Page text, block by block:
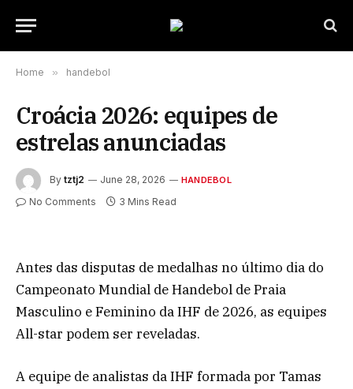
Home » handebol
Croácia 2026: equipes de
estrelas anunciadas
By tztj2 June 28, 2026 HANDEBOL
No Comments 3 Mins Read
Antes das disputas de medalhas no último dia do
Campeonato Mundial de Handebol de Praia
Masculino e Feminino da IHF de 2026, as equipes
All-star podem ser reveladas.
A equipe de analistas da IHF formada por Tamas